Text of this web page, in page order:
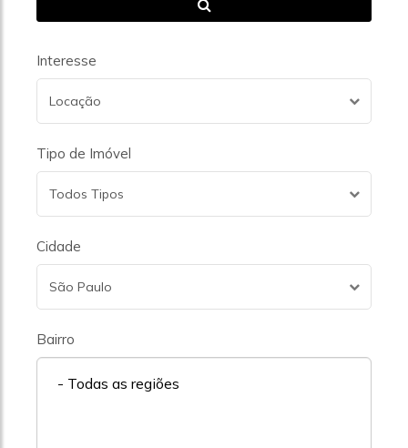
Interesse
Locação
Tipo de Imóvel
Todos Tipos
Cidade
São Paulo
Bairro
- Todas as regiões